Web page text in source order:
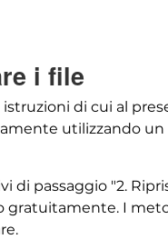
i file
di cui al
utilizzando
passaggio "2.
I